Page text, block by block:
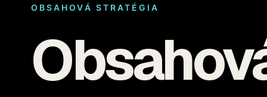
OBSAHOVÁ STRATÉGIA